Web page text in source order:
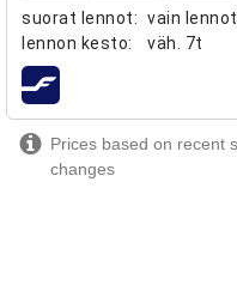
suorat lennot: vain
lennon kesto: väh. 7t
lentoyhtiöt
Prices based on recent
changes